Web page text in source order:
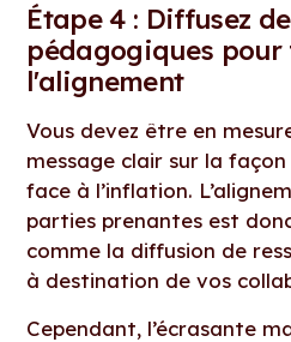
Étape 4 : Diffusez
pédagogiques
l'alignement
Vous devez être en
message clair sur la
face à l’inflation.
parties prenantes est
comme la diffusion de
à destination de vos
Cependant, l’écrasante